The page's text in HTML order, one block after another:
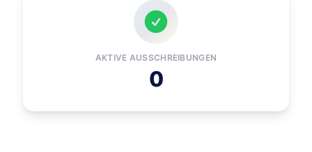
AKTIVE AUSSCHREIBUNGEN
0